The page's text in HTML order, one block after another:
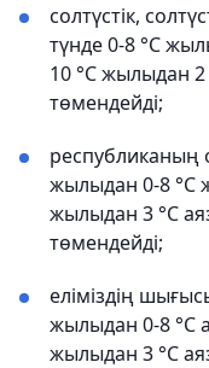
солтүстік,
түнде 0-8 °C
10 °C жылыдан 2
төмендейді;
республиканың
жылыдан 0-8 °C
жылыдан 3 °C
төмендейді;
еліміздің
жылыдан 0-8 °C
жылыдан 3 °C